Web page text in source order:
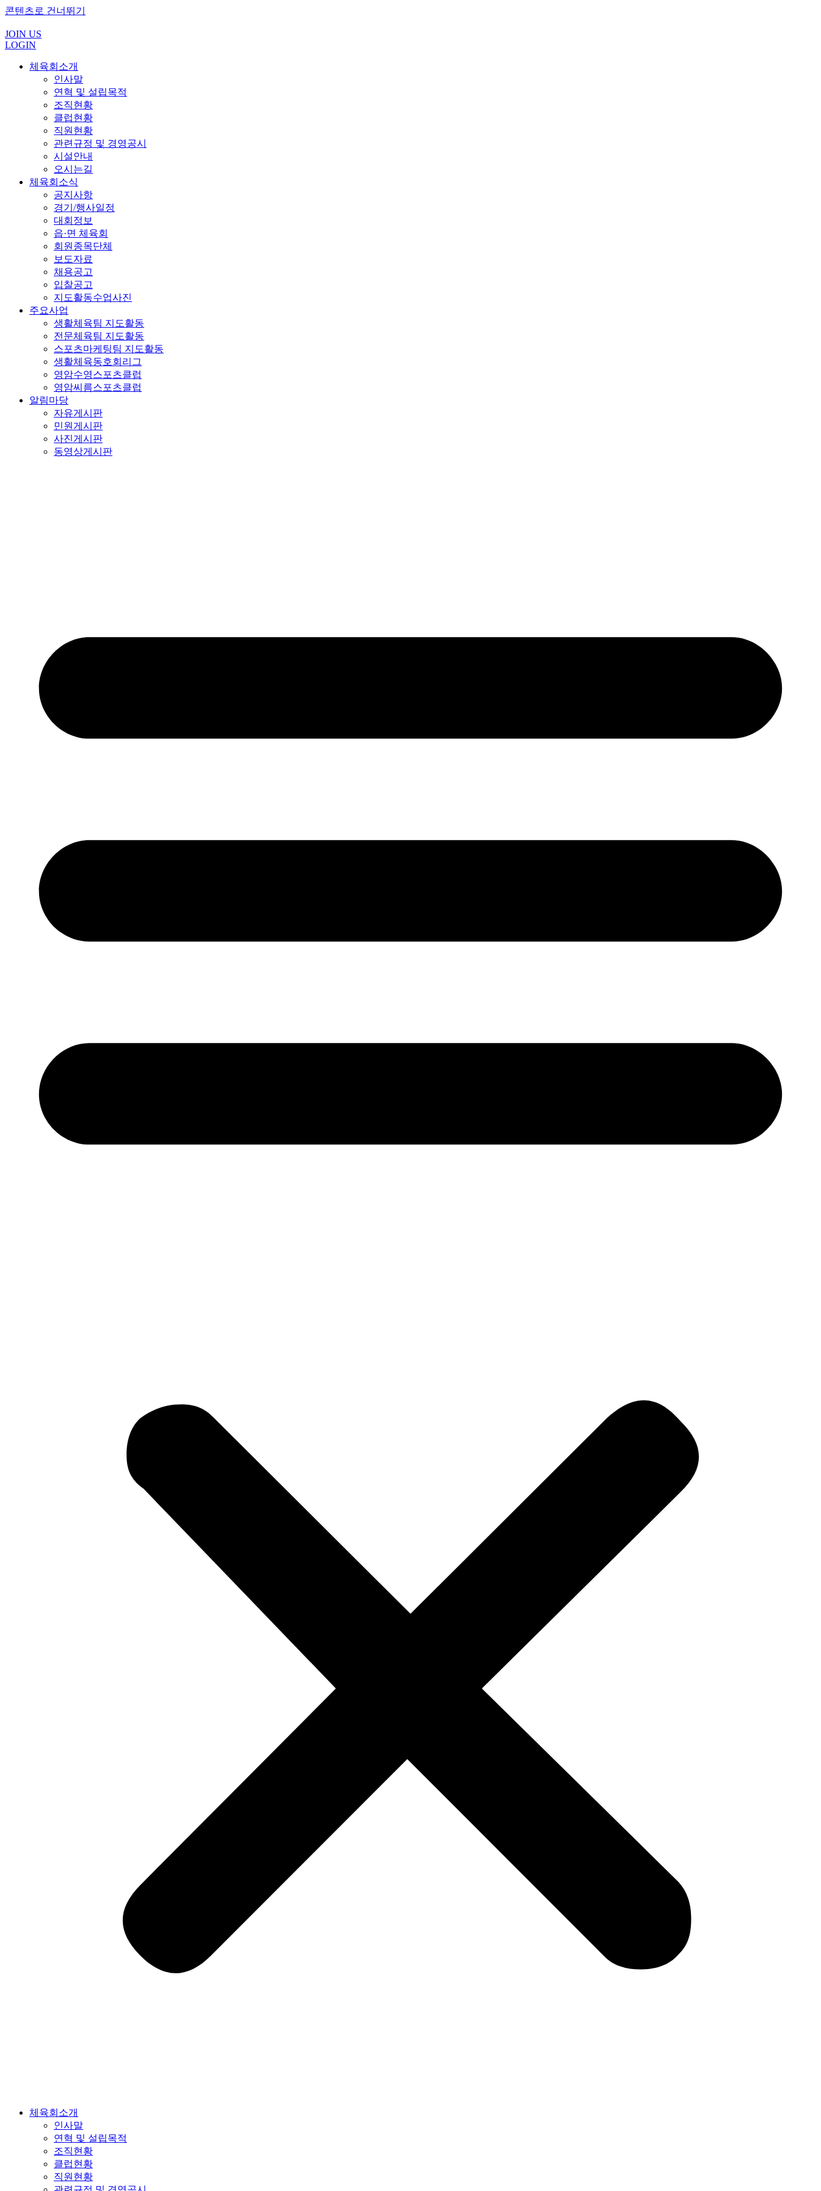
콘텐츠로 건너뛰기
JOIN US
LOGIN
체육회소개
인사말
연혁 및 설립목적
조직현황
클럽현황
직원현황
관련규정 및 경영공시
시설안내
오시는길
체육회소식
공지사항
경기/행사일정
대회정보
읍·면 체육회
회원종목단체
보도자료
채용공고
입찰공고
지도활동수업사진
주요사업
생활체육팀 지도활동
전문체육팀 지도활동
스포츠마케팅팀 지도활동
생활체육동호회리그
영암수영스포츠클럽
영암씨름스포츠클럽
알림마당
자유게시판
민원게시판
사진게시판
동영상게시판
체육회소개
인사말
연혁 및 설립목적
조직현황
클럽현황
직원현황